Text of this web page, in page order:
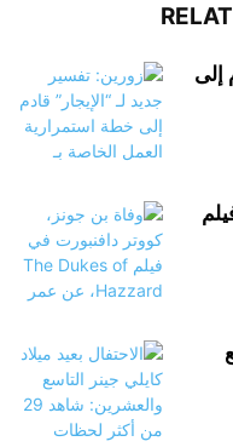
إلى